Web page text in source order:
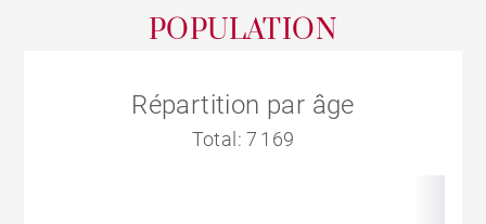
POPULATION
Répartition par âge
Total: 7 169